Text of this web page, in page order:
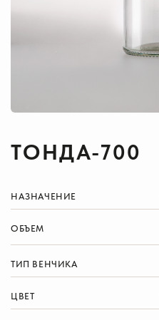
ТОНДА-700
НАЗНАЧЕНИЕ
ОБЪЕМ
ТИП ВЕНЧИКА
ЦВЕТ